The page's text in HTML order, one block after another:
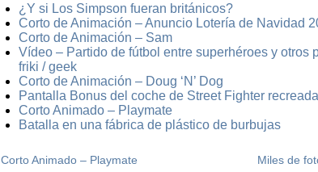
¿Y si Los Simpson fueran británicos?
Corto de Animación – Anuncio Lotería de Navidad
Corto de Animación – Sam
Vídeo – Partido de fútbol entre superhéroes y otros
friki / geek
Corto de Animación – Doug ‘N’ Dog
Pantalla Bonus del coche de Street Fighter
Corto Animado – Playmate
Batalla en una fábrica de plástico de burbujas
Miles de
Corto Animado – Playmate